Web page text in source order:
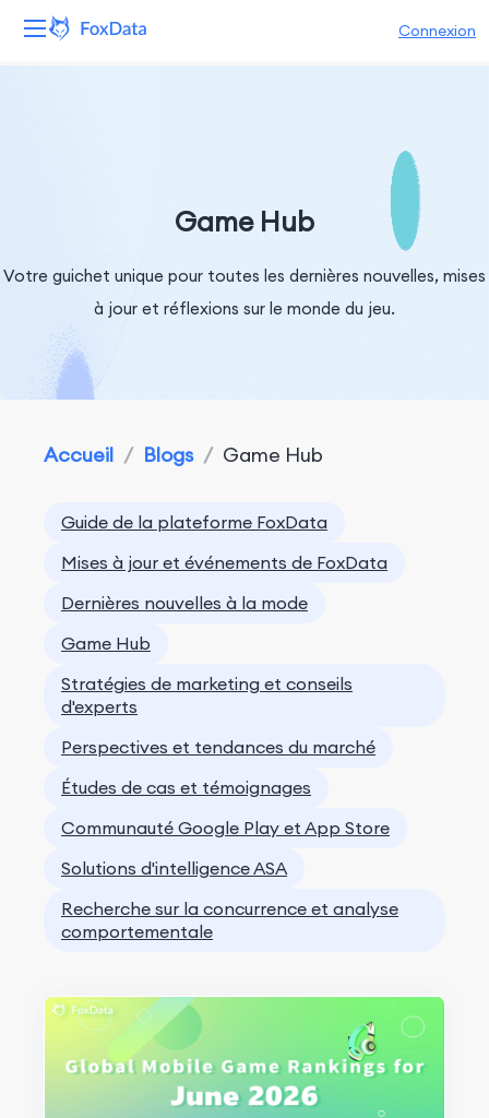
Connexion
Entreprise
Game Hub
Votre guichet unique pour toutes les dernières nouvelles, mises
à jour et réflexions sur le monde du jeu.
Accueil / Blogs / Game Hub
Guide de la plateforme FoxData
Mises à jour et événements de FoxData
Dernières nouvelles à la mode
Game Hub
Stratégies de marketing et conseils
d'experts
Perspectives et tendances du marché
Études de cas et témoignages
Communauté Google Play et App Store
Solutions d'intelligence ASA
Recherche sur la concurrence et analyse
comportementale